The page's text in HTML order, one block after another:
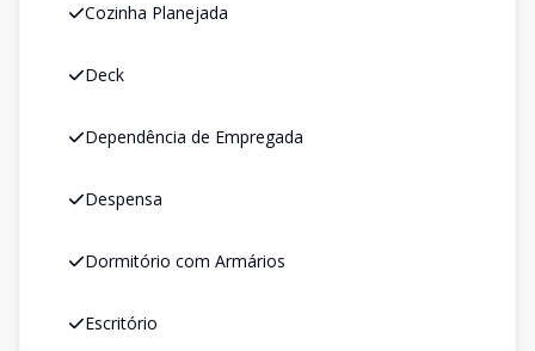
Cozinha Planejada
Deck
Dependência de Empregada
Despensa
Dormitório com Armários
Escritório